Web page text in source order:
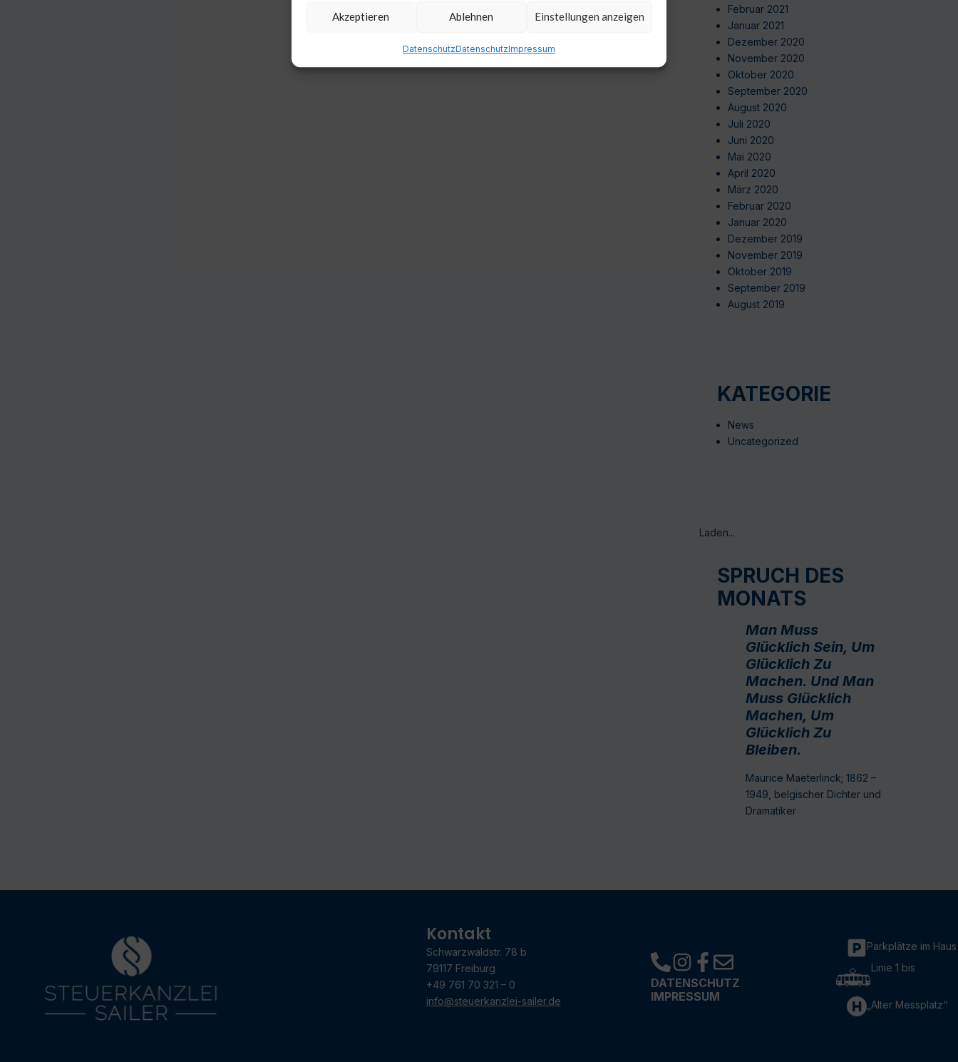
Akzeptieren Ablehnen Einstellungen anzeigen
DatenschutzDatenschutzImpressum
Februar 2021
Januar 2021
Dezember 2020
November 2020
Oktober 2020
September 2020
August 2020
Juli 2020
Juni 2020
Mai 2020
April 2020
März 2020
Februar 2020
Januar 2020
Dezember 2019
November 2019
Oktober 2019
September 2019
August 2019
KATEGORIE
News
Uncategorized
Laden...
SPRUCH DES
MONATS
Man Muss
Glücklich Sein, Um
Glücklich Zu
Machen. Und Man
Muss Glücklich
Machen, Um
Glücklich Zu
Bleiben.
Maurice Maeterlinck; 1862 –
1949, belgischer Dichter und
Dramatiker
Kontakt
Schwarzwaldstr. 78 b
79117 Freiburg
+49 761 70 321 – 0
info@steuerkanzlei-sailer.de
DATENSCHUTZ
IMPRESSUM
Parkplätze im Haus
Linie 1 bis
„Alter Messplatz“